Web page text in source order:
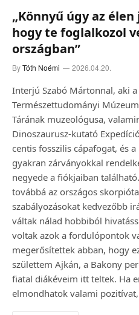
„Könnyű úgy az
hogy te foglalkozol
országban”
ByTóth Noémi 2026.04.20.
Interjú Szabó Mártonnal, aki
Természettudományi
Tárának muzeológusa,
Dinoszaurusz-kutató
centis fosszilis cápafogat, és
gyakran zárványokkal
negyede a fiókjaiban
továbbá az országos
szabályozásokat kedvezőbb
váltak nálad hobbiból
voltak azok a fordulópontok
megerősítettek abban, hogy
születtem Ajkán, a Bakony
fiatal diákéveim itt teltek. Ha
elmondhatok valami